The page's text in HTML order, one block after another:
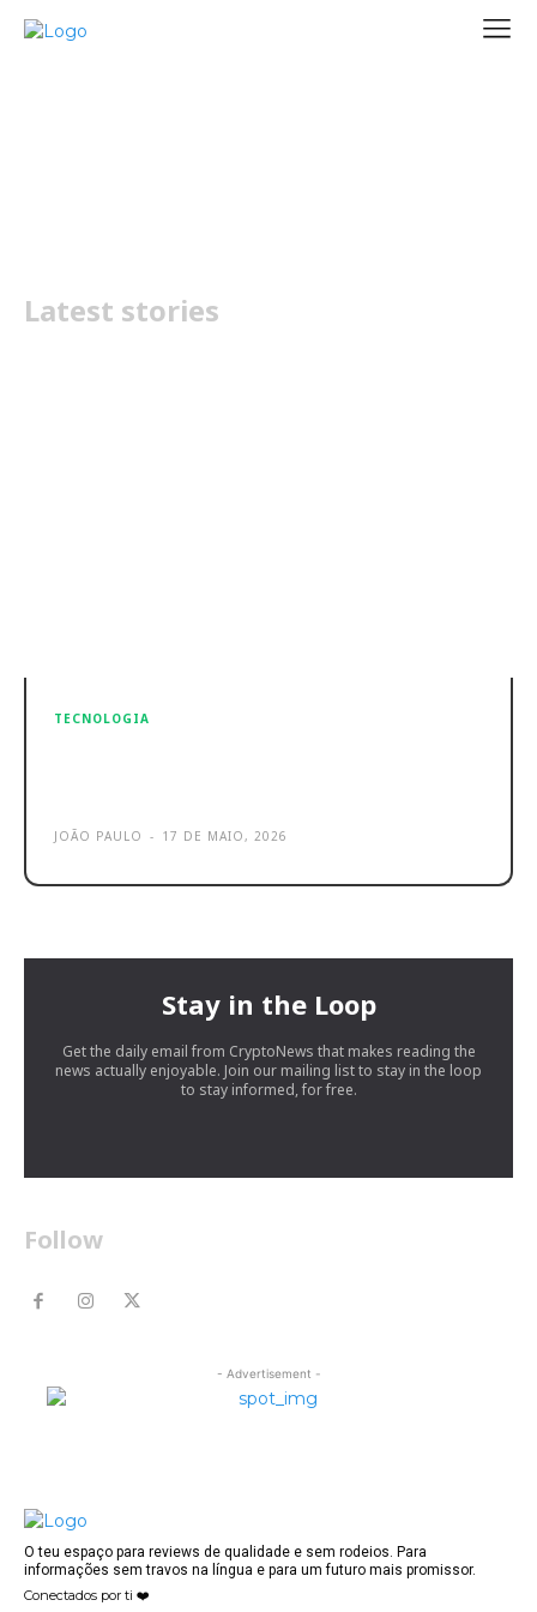
Latest stories
TECNOLOGIA
JOÃO PAULO - 17 DE MAIO, 2026
Stay in the Loop
Get the daily email from CryptoNews that makes reading the
news actually enjoyable. Join our mailing list to stay in the loop
to stay informed, for free.
Follow
- Advertisement -
O teu espaço para reviews de qualidade e sem rodeios. Para
informações sem travos na língua e para um futuro mais promissor.
Conectados por ti ❤️